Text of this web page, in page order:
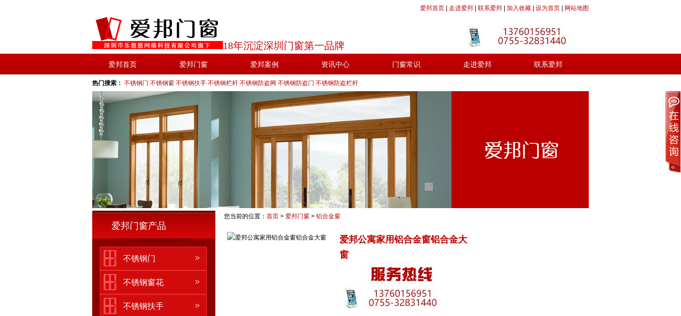
爱邦首页 走进爱邦 联系爱邦 加入收藏 设为首页 网站地图
18年沉淀深圳门窗第一品牌
爱邦首页 爱邦门窗 爱邦案例 资讯中心 门窗常识 走进爱邦 联系爱邦
热门搜索： 不锈钢门 不锈钢窗 不锈钢扶手 不锈钢栏杆 不锈钢防盗网 不锈钢防盗门 不锈钢防盗栏杆
爱邦门窗产品
不锈钢门
不锈钢窗花
不锈钢扶手
您当前的位置： 首页 > 爱邦门窗 > 铝合金窗
爱邦公寓家用铝合金窗铝合金大
窗